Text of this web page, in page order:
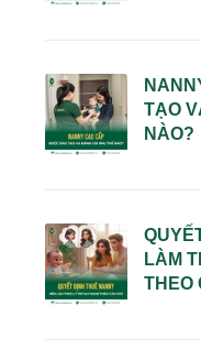
TẠO
NÀO?
LÀM
THEO